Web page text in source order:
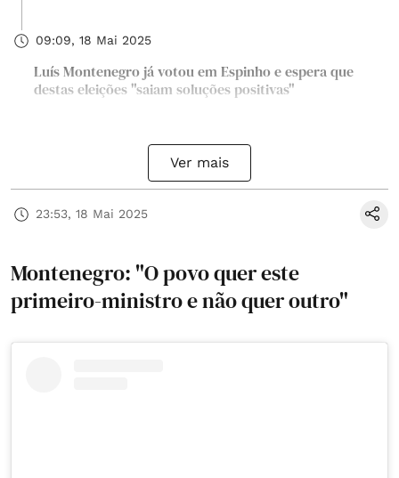
09:09, 18 Mai 2025
Luís Montenegro já votou em Espinho e espera que
destas eleições "saiam soluções positivas"
Ver mais
23:53, 18 Mai 2025
Montenegro: "O povo quer este
primeiro-ministro e não quer outro"